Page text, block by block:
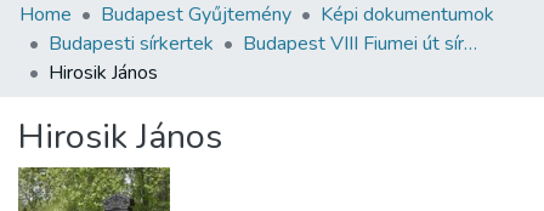
Communities & Collections
All of DSpace
About us
Home Budapest Gyűjtemény
Képi dokumentumok
Budapesti sírkertek
Budapest VIII Fiumei út sírkert 1. rész
Hirosik János
Hirosik János